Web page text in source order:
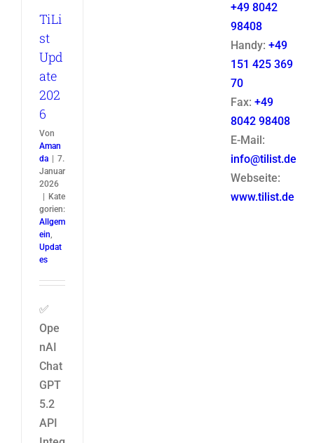
TiLi
st
Upd
ate
202
6
Von
Aman
da | 7.
Januar
2026
| Kate
gorien:
Allgem
ein
Updat
es
✅
Ope
nAI
Chat
GPT
5.2
API
+49 8042
98408
Handy: +49
151 425 369
70
Fax: +49
8042 98408
E-Mail:
info@tilist.de
Webseite:
www.tilist.de